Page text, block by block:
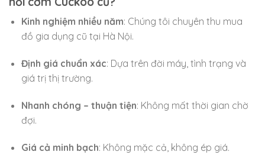
Kinh nghiệm nhiều năm: Chúng tôi chuyên thu mua
đồ gia dụng cũ tại Hà Nội.
Định giá chuẩn xác: Dựa trên đời máy, tình trạng và
giá trị thị trường.
Nhanh chóng – thuận tiện: Không mất thời gian chờ
đợi.
Giá cả minh bạch: Không mặc cả, không ép giá.